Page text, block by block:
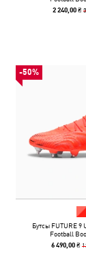
2 240,00 ₴
-50%
Бутсы FUTURE 9
Football
6 490,00 ₴